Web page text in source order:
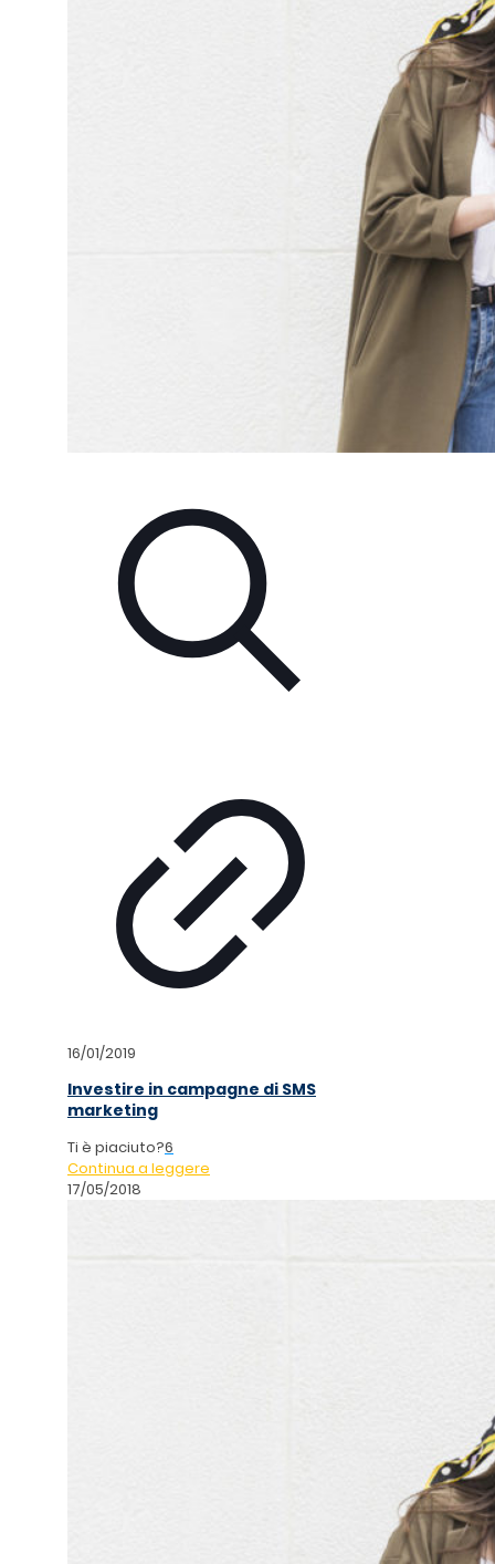
16/01/2019
Investire in campagne di SMS
marketing
Ti è piaciuto?6
Continua a leggere
17/05/2018